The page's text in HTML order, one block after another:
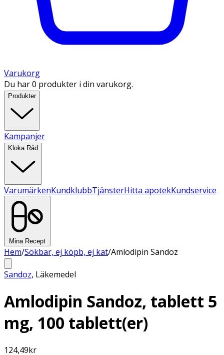
Varukorg
Du har 0 produkter i din varukorg.
Produkter
Kampanjer
Kloka Råd
VarumärkenKundklubbTjänsterHitta apotekKundservice
Mina Recept
Hem/Sökbar, ej köpb, ej kat/Amlodipin Sandoz
Sandoz, Läkemedel
Amlodipin Sandoz, tablett 5
mg, 100 tablett(er)
124,49kr